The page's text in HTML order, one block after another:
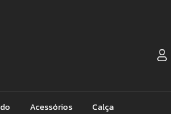
Acessórios Calça